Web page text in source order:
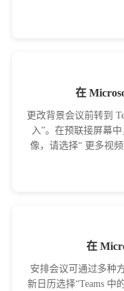
在
更改背景会议前转到
入”。在预联接屏幕
像，请选择“ 更多视频效果 > 添加新
在
安排会议可通过多种
新日历选择“Teams 中